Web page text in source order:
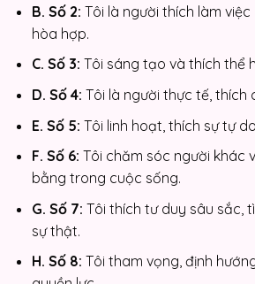
B. Số 2: Tôi là người thích làm
hòa hợp.
C. Số 3: Tôi sáng tạo và thích thể
D. Số 4: Tôi là người thực tế, thích
E. Số 5: Tôi linh hoạt, thích sự tự
F. Số 6: Tôi chăm sóc người khác
bằng trong cuộc sống.
G. Số 7: Tôi thích tư duy sâu sắc,
sự thật.
H. Số 8: Tôi tham vọng, định